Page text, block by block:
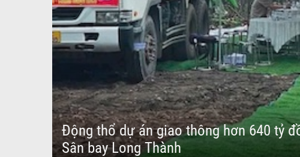
Động thổ dự án giao thông hơn 640 tỷ
Sân bay Long Thành